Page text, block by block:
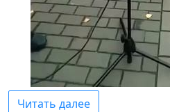
Читать далее